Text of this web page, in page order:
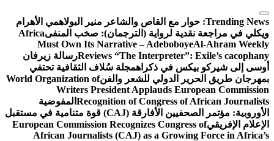
التجاوز
إلى
المحتوى
Trending News: حوار مع القاص والشاعر منير البولاهمي الأهرام
ويكلي في مراجعة نقدية لرواية (الترجمان): صخب المنفىAfrica
Must Own Its Narrative – AdeboboyeAl-Ahram Weekly
Reviews “The Interpreter”: Exile’s cacophanyرسالة زيرفان
أوسى إلى شيركو بيكس في ذكراهمجلة سُلاف الثقافية تحتفي
بمهرجان طريق الحرير الدولي للشعر والفنWorld Organization of
Writers President Applauds European Commission
Recognition of Congress of African Journalists المفوضية
الأوروبية: مؤتمر الصحفيين الأفارقة (CAJ) قوة متنامية في مستقبل
الإعلام الإفريقيEuropean Commission Recognizes Congress of
African Journalists (CAJ) as a Growing Force in Africa’s